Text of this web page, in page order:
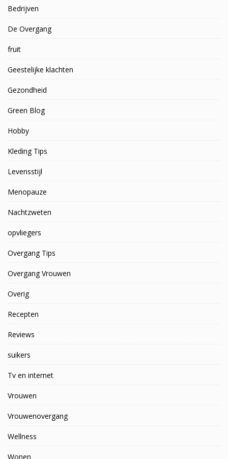
Bedrijven
De Overgang
fruit
Geestelijke klachten
Gezondheid
Green Blog
Hobby
Kleding Tips
Levensstijl
Menopauze
Nachtzweten
opvliegers
Overgang Tips
Overgang Vrouwen
Overig
Recepten
Reviews
suikers
Tv en internet
Vrouwen
Vrouwenovergang
Wellness
Wonen